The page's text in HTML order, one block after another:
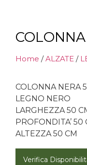
Home /ALZATE /
COLONNA NERA
LEGNO NERO
LARGHEZZA 50
PROFONDITA’ 50
ALTEZZA 50 CM
Verifica